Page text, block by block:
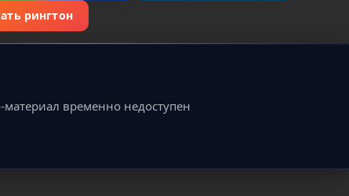
рингтон
временно недоступен